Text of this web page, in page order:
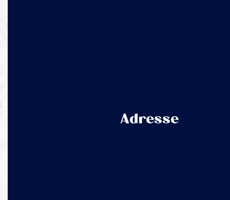
Adresse